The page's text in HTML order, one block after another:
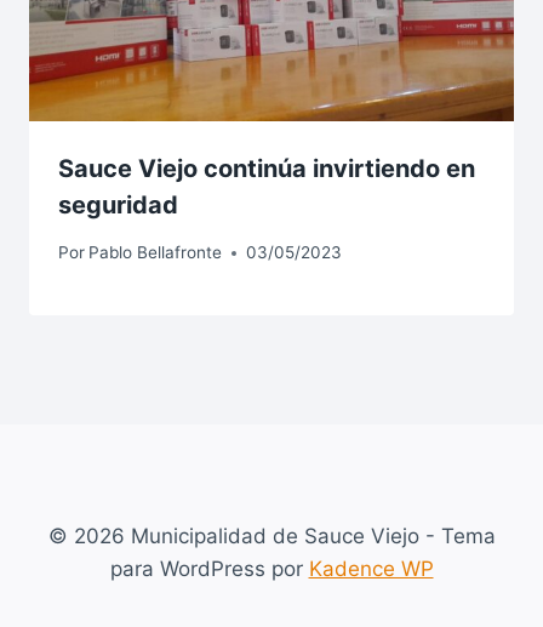
Sauce Viejo continúa invirtiendo en
seguridad
Por Pablo Bellafronte 03/05/2023
© 2026 Municipalidad de Sauce Viejo - Tema
para WordPress por Kadence WP